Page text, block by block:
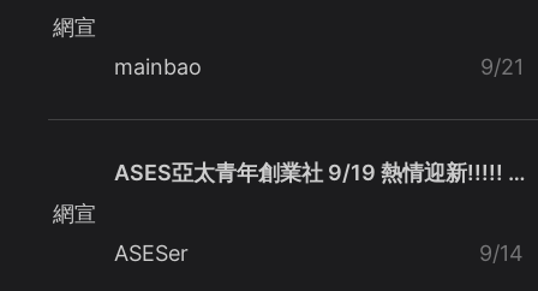
網宣
mainbao 9/21
網宣
ASES亞太青年創業社 9/19 熱情迎新!!!!! …
ASESer 9/14